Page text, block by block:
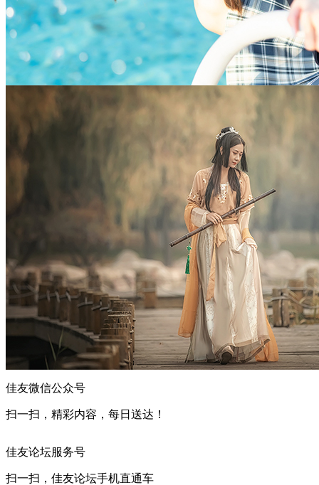
佳友微信公众号
扫一扫，精彩内容，每日送达！
佳友论坛服务号
扫一扫，佳友论坛手机直通车